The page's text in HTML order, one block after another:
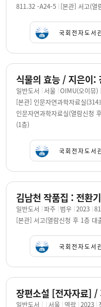
811.32 -A24-5 [본관] 서고(열
국회전자도서
일반도서 서울 OIMU(오이뮤)
[본관] 인문자연과학자료실
인문자연과학자료실(열람신청
(1층)
국회전자도서
일반도서 파주 범우 2023
[본관] 서고(열람신청 후 1층 대
국회전자도서
일반도서 서울 역락 2023